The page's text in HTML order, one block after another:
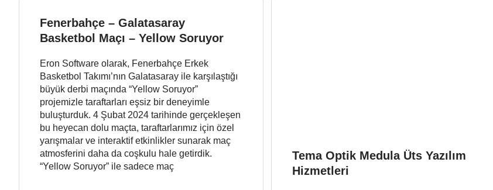
Fenerbahçe – Galatasaray
Basketbol Maçı – Yellow Soruyor
Eron Software olarak, Fenerbahçe Erkek
Basketbol Takımı’nın Galatasaray ile karşılaştığı
büyük derbi maçında “Yellow Soruyor”
projemizle taraftarları eşsiz bir deneyimle
buluşturduk. 4 Şubat 2024 tarihinde gerçekleşen
bu heyecan dolu maçta, taraftarlarımız için özel
yarışmalar ve interaktif etkinlikler sunarak maç
atmosferini daha da coşkulu hale getirdik.
“Yellow Soruyor” ile sadece maç
Tema Optik Medula Üts Yazılım
Hizmetleri